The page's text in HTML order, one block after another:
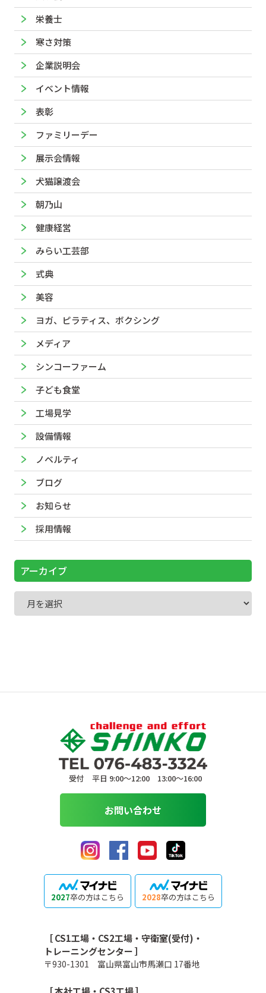
栄養士
寒さ対策
企業説明会
イベント情報
表彰
ファミリーデー
展示会情報
犬猫譲渡会
朝乃山
健康経営
みらい工芸部
式典
美容
ヨガ、ピラティス、ボクシング
メディア
シンコーファーム
子ども食堂
工場見学
設備情報
ノベルティ
ブログ
お知らせ
採用情報
アーカイブ
受付 平日 9:00〜12:00 13:00〜16:00
お問い合わせ
2027卒の方はこちら 2028卒の方はこちら
［ CS1工場・CS2工場・守衛室(受付)・
トレーニングセンター ］
〒930-1301 富山県富山市馬瀬口 17番地